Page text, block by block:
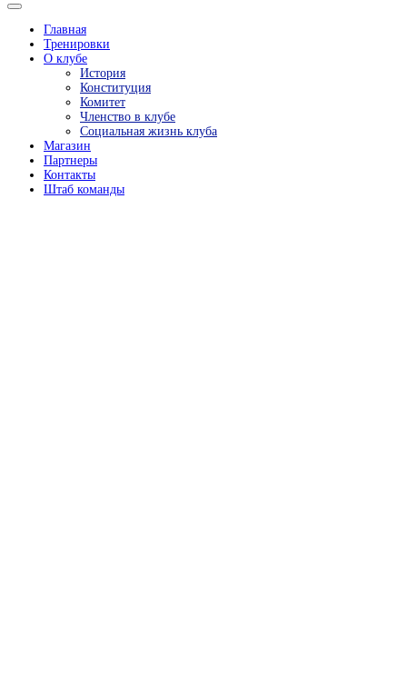
Главная
Тренировки
О клубе
История
Конституция
Комитет
Членство в клубе
Социальная жизнь клуба
Магазин
Партнеры
Контакты
Штаб команды